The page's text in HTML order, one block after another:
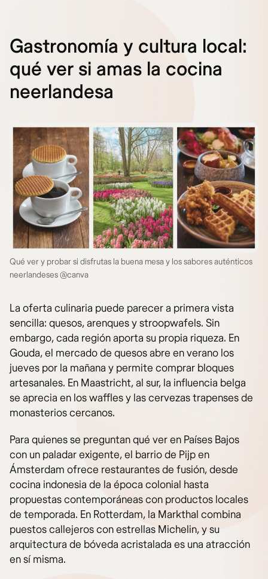
Gastronomía y cultura local:
qué ver si amas la cocina
neerlandesa
Qué ver y probar si disfrutas la buena mesa y los sabores auténticos
neerlandeses @canva
La oferta culinaria puede parecer a primera vista
sencilla: quesos, arenques y stroopwafels. Sin
embargo, cada región aporta su propia riqueza. En
Gouda, el mercado de quesos abre en verano los
jueves por la mañana y permite comprar bloques
artesanales. En Maastricht, al sur, la influencia belga
se aprecia en los waffles y las cervezas trapenses de
monasterios cercanos.
Para quienes se preguntan qué ver en Países Bajos
con un paladar exigente, el barrio de Pijp en
Ámsterdam ofrece restaurantes de fusión, desde
cocina indonesia de la época colonial hasta
propuestas contemporáneas con productos locales
de temporada. En Rotterdam, la Markthal combina
puestos callejeros con estrellas Michelin, y su
arquitectura de bóveda acristalada es una atracción
en sí misma.